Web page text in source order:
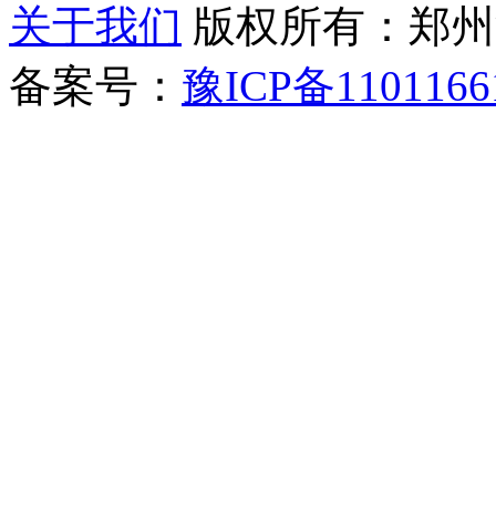
关于我们 版权所有：郑
备案号： 豫ICP备